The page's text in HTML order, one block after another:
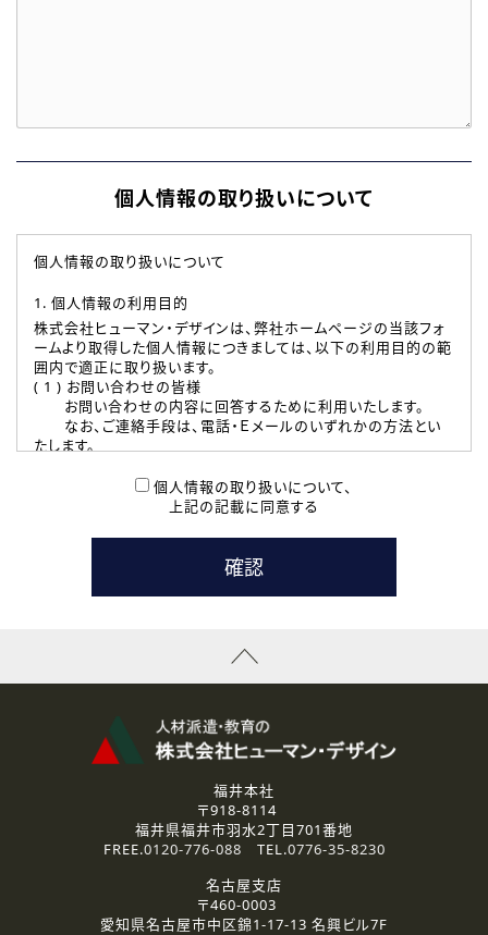
個人情報の取り扱いについて
個人情報の取り扱いについて
1. 個人情報の利用目的
株式会社ヒューマン・デザインは、弊社ホームページの当該フォ
ームより取得した個人情報につきましては、以下の利用目的の範
囲内で適正に取り扱います。
( 1 ) お問い合わせの皆様
お問い合わせの内容に回答するために利用いたします。
なお、ご連絡手段は、電話・Ｅメールのいずれかの方法とい
たします。
本登録に関するご連絡および本登録時の参考情報として利
たします。
( 3 ) スタッフ派遣を検討されている企業の皆様
お問い合わせの内容に回答するために利用いたします。
なお、ご連絡手段は、電話・Ｅメールのいずれかの方法とい
資料送付、受講相談に関するご連絡のために利用いたしま
その他、お問い合わせの内容に回答するために利用いたし
なお、ご連絡手段は、電話・Ｅメールのいずれかの方法とい
2.個人情報の第三者提供
ご提供いただいた個人情報は、法令等の規定に従う場合を除き、
3.個人情報の取り扱いの委託
弊社の定める個人情報保護の評価基準を満たした委託先に、個
個人情報の取り扱いについて、
上記の記載に同意する
福井本社
〒918-8114
福井県福井市羽水2丁目701番地
FREE.0120-776-088 TEL.0776-35-8230
名古屋支店
〒460-0003
愛知県名古屋市中区錦1-17-13 名興ビル7F